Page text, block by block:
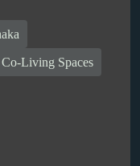
Co-Living Spaces